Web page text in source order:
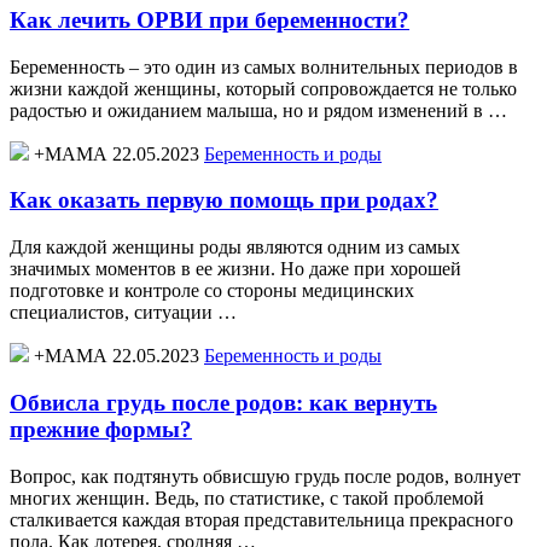
Как лечить ОРВИ при беременности?
Беременность – это один из самых волнительных периодов в
жизни каждой женщины, который сопровождается не только
радостью и ожиданием малыша, но и рядом изменений в …
+МАМА 22.05.2023 Беременность и роды
Как оказать первую помощь при родах?
Для каждой женщины роды являются одним из самых
значимых моментов в ее жизни. Но даже при хорошей
подготовке и контроле со стороны медицинских
специалистов, ситуации …
+МАМА 22.05.2023 Беременность и роды
Обвисла грудь после родов: как вернуть
прежние формы?
Вопрос, как подтянуть обвисшую грудь после родов, волнует
многих женщин. Ведь, по статистике, с такой проблемой
сталкивается каждая вторая представительница прекрасного
пола. Как лотерея, сродняя …